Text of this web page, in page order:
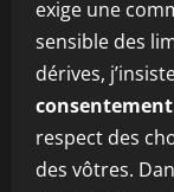
exige une
sensible des
dérives,
respect des
des vôtres.